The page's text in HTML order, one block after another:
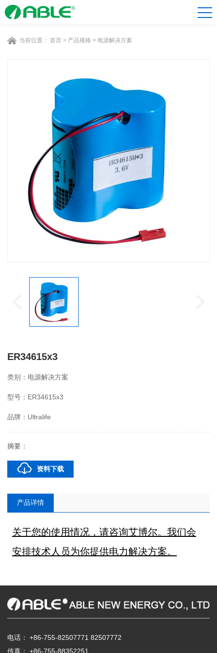
当前位置： 首页 > 产品规格 > 电源解决方案
ER34615x3
类别：电源解决方案
型号：ER34615x3
品牌：Ultralife
摘要：
资料下载
产品详情
关于您的使用情况，请咨询艾博尔。我们会
安排技术人员为你提供电力解决方案。
电话： +86-755-82507771 82507772
传真： +86-755-88352251